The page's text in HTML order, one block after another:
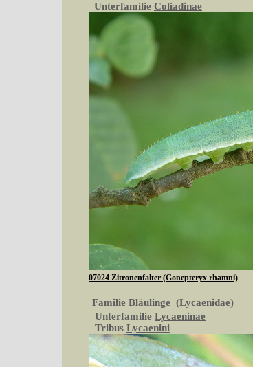
Unterfamilie Coliadinae
07024 Zitronenfalter (Gonepteryx rhamni)
Familie Bläulinge (Lycaenidae)
Unterfamilie Lycaeninae
Tribus Lycaenini